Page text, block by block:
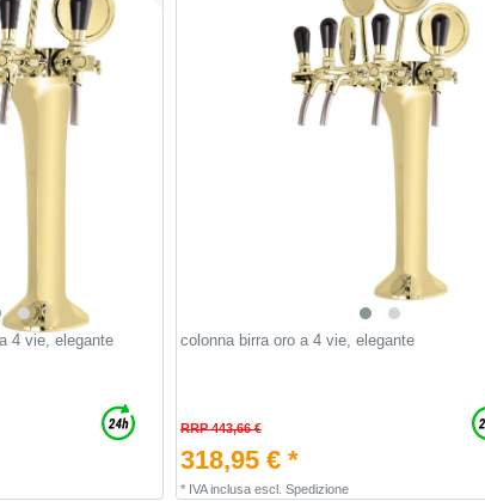
4 vie, elegante
colonna birra oro a 4 vie, elegante
RRP 443,66 €
318,95 € *
* IVA inclusaescl. Spedizione